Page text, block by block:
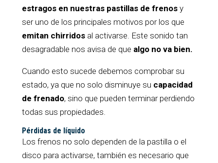
estragos en nuestras pastillas de frenosy
ser uno de los principales motivos por los que
emitan chirridos al activarse. Este sonido tan
desagradable nos avisa de que algo no va bien.
Cuando esto sucede debemos comprobar su
estado, ya que no solo disminuye su capacidad
de frenado, sino que pueden terminar perdiendo
todas sus propiedades.
Pérdidas de líquido
Los frenos no solo dependen de la pastilla o el
disco para activarse, también es necesario que